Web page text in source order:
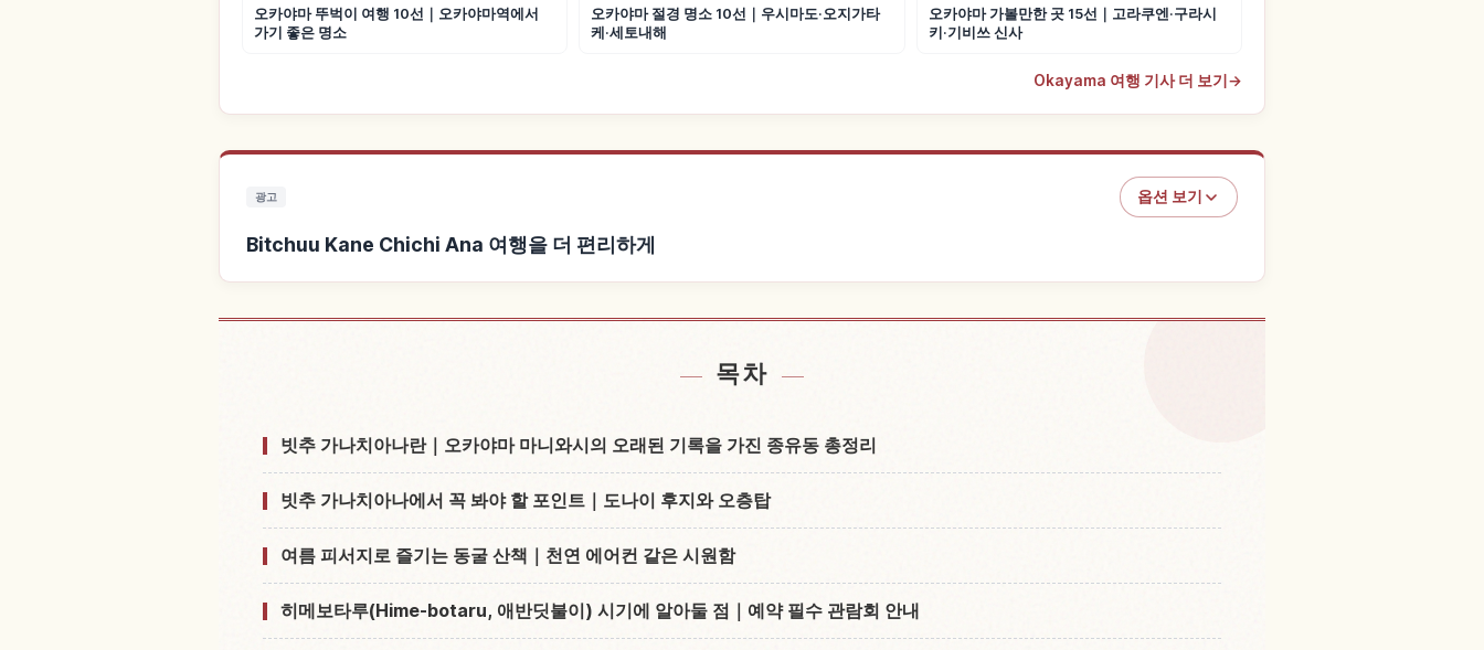
오카야마 뚜벅이 여행 10선｜오카야마역에서
가기 좋은 명소
오카야마 절경 명소 10선｜우시마도·오지가타
케·세토내해
오카야마 가볼만한 곳 15선｜고라쿠엔·구라시
키·기비쓰 신사
Okayama 여행 기사 더 보기 →
광고 옵션 보기
Bitchuu Kane Chichi Ana 여행을 더 편리하게
목차
빗추 가나치아나란｜오카야마 마니와시의 오래된 기록을 가진 종유동 총정리
빗추 가나치아나에서 꼭 봐야 할 포인트｜도나이 후지와 오층탑
여름 피서지로 즐기는 동굴 산책｜천연 에어컨 같은 시원함
히메보타루(Hime-botaru, 애반딧불이) 시기에 알아둘 점｜예약 필수 관람회 안내